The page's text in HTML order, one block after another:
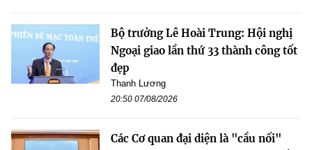
Bộ trưởng Lê Hoài Trung: Hội nghị
Ngoại giao lần thứ 33 thành công tốt
đẹp
Thanh Lương
20:50 07/08/2026
Các Cơ quan đại diện là "cầu nối"